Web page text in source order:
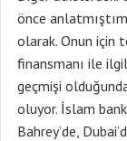
önce
olarak. Onun için
finansmanı ile
geçmişi
oluyor. İslam
Bahrey’de,